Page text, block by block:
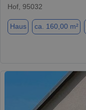
Hof, 95032
Haus ca. 160,00 m²